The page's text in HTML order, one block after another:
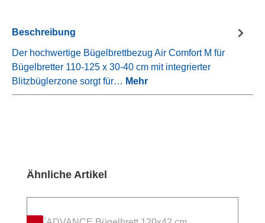
Beschreibung
Der hochwertige Bügelbrettbezug Air Comfort M für
Bügelbretter 110-125 x 30-40 cm mit integrierter
Blitzbüglerzone sorgt für… Mehr
Produktgalerie überspringen
Ähnliche Artikel